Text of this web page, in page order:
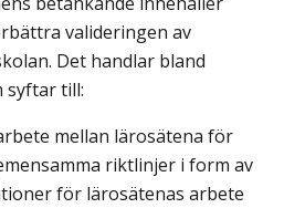
valideringen av
Det handlar bland
syftar till:
mellan lärosätena för
riktlinjer i form av
för lärosätenas arbete